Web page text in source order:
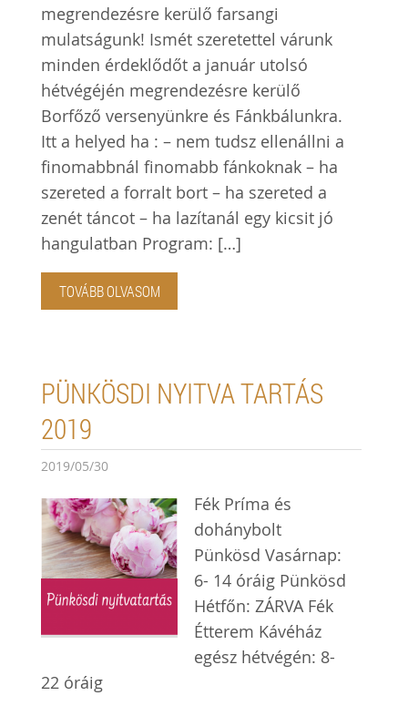
megrendezésre kerülő farsangi
mulatságunk! Ismét szeretettel várunk
minden érdeklődőt a január utolsó
hétvégéjén megrendezésre kerülő
Borfőző versenyünkre és Fánkbálunkra.
Itt a helyed ha : – nem tudsz ellenállni a
finomabbnál finomabb fánkoknak – ha
szereted a forralt bort – ha szereted a
zenét táncot – ha lazítanál egy kicsit jó
hangulatban Program: […]
TOVÁBB OLVASOM
PÜNKÖSDI NYITVA TARTÁS
2019
2019/05/30
Fék Príma és
dohánybolt
Pünkösd Vasárnap:
6- 14 óráig Pünkösd
Hétfőn: ZÁRVA Fék
Étterem Kávéház
egész hétvégén: 8-
22 óráig